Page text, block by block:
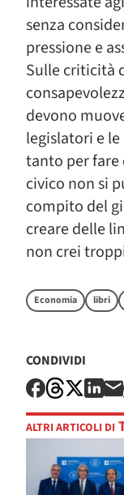
senza
pressione e
Sulle criticità
devono
legislatori e
tanto per fare
civico non si
compito del
creare delle
non crei
Economia libri
CONDIVIDI
ALTRI ARTICOLI DI